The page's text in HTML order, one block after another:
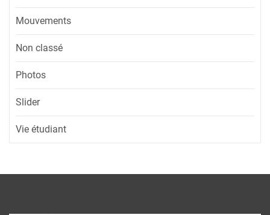
Mouvements
Non classé
Photos
Slider
Vie étudiant